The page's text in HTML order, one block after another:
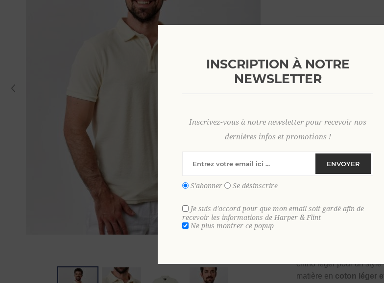
décontracté tout au long
Craquez pour notrepolo
douceur et style au
porter, il procure une
et sa matière naturelle
confortable et
Portez-le avec un
chino léger pour un
matière en coton léger
INSCRIPTION À NOTRE
NEWSLETTER
Inscrivez-vous à notre newsletter pour recevoir nos
dernières infos et promotions !
ENVOYER
S'abonner Se désinscrire
Je suis d'accord pour que mon email soit gardé afin de
recevoir les informations de Harper & Flint
Ne plus montrer ce popup